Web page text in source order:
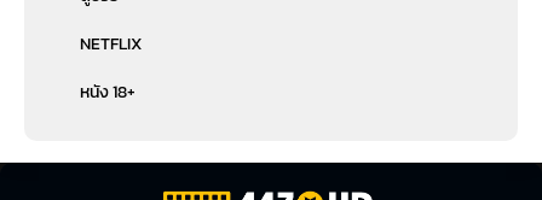
NETFLIX
หนัง 18+